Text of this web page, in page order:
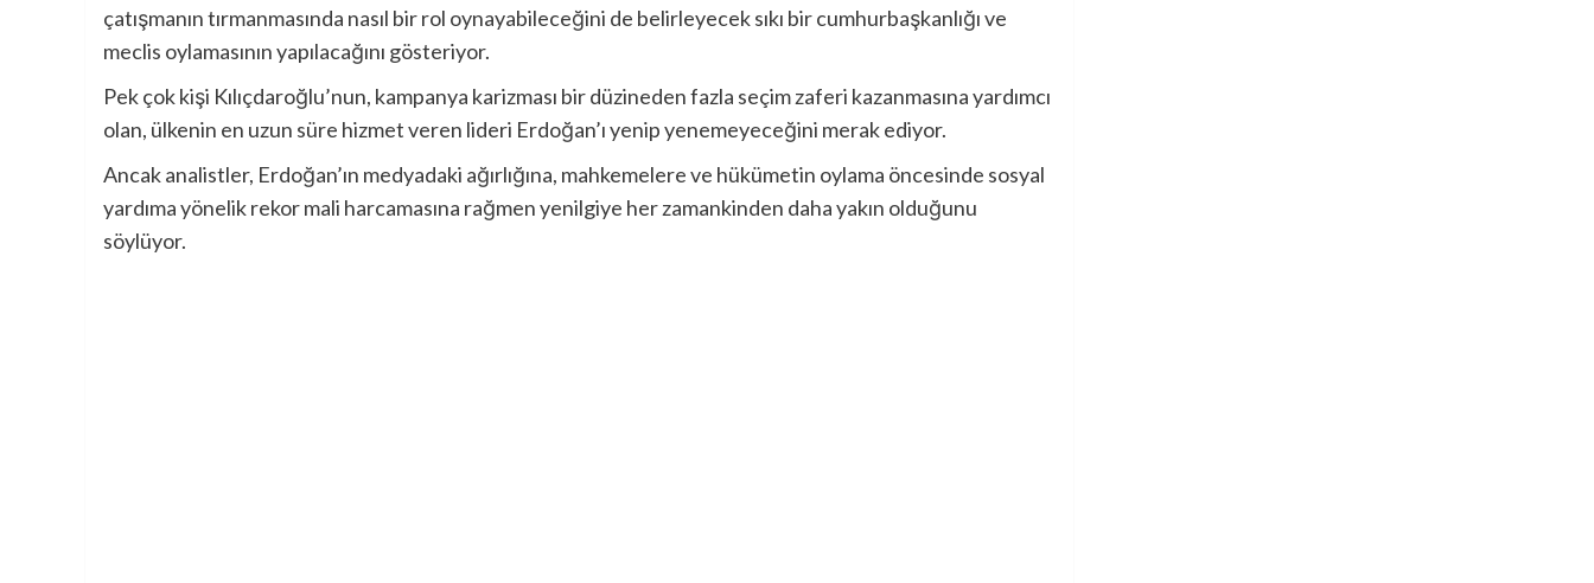
çatışmanın tırmanmasında nasıl bir rol oynayabileceğini de belirleyecek sıkı bir cumhurbaşkanlığı ve
meclis oylamasının yapılacağını gösteriyor.
Pek çok kişi Kılıçdaroğlu’nun, kampanya karizması bir düzineden fazla seçim zaferi kazanmasına yardımcı
olan, ülkenin en uzun süre hizmet veren lideri Erdoğan’ı yenip yenemeyeceğini merak ediyor.
Ancak analistler, Erdoğan’ın medyadaki ağırlığına, mahkemelere ve hükümetin oylama öncesinde sosyal
yardıma yönelik rekor mali harcamasına rağmen yenilgiye her zamankinden daha yakın olduğunu
söylüyor.